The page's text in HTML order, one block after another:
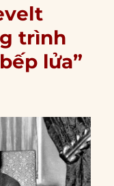
trình
lửa”